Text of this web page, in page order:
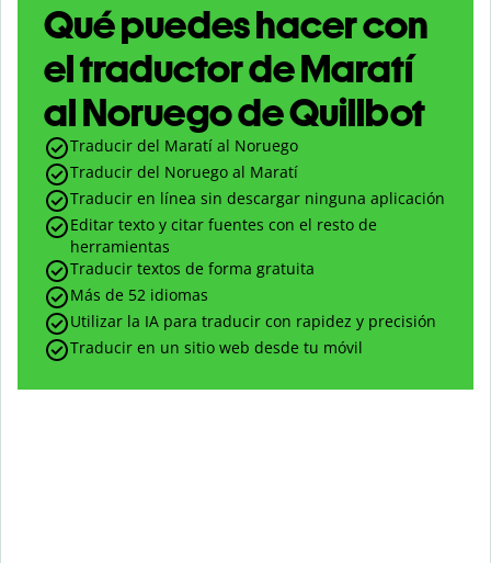
Qué puedes hacer con
el traductor de Maratí
al Noruego de Quillbot
Traducir del Maratí al Noruego
Traducir del Noruego al Maratí
Traducir en línea sin descargar ninguna aplicación
Editar texto y citar fuentes con el resto de
herramientas
Traducir textos de forma gratuita
Más de 52 idiomas
Utilizar la IA para traducir con rapidez y precisión
Traducir en un sitio web desde tu móvil